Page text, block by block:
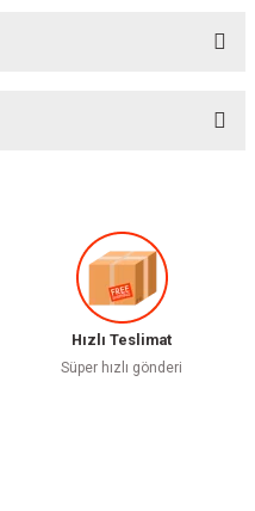
siz yapın!
Hızlı Teslimat
Süper hızlı gönderi